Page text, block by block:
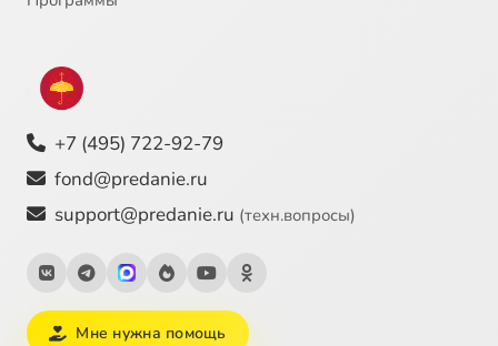
+7 (495) 722-92-79
fond@predanie.ru
support@predanie.ru (техн.вопросы)
Мне нужна помощь